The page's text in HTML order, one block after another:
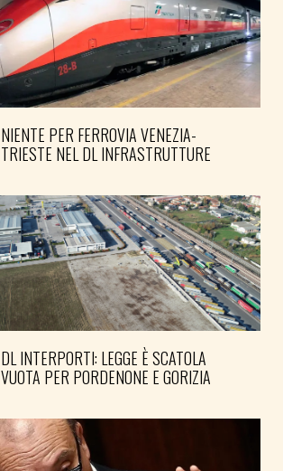
NIENTE PER FERROVIA VENEZIA-
TRIESTE NEL DL INFRASTRUTTURE
DL INTERPORTI: LEGGE È SCATOLA
VUOTA PER PORDENONE E GORIZIA